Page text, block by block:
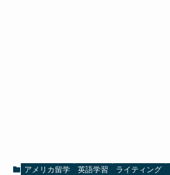
アメリカ留学 英語学習 ライティング